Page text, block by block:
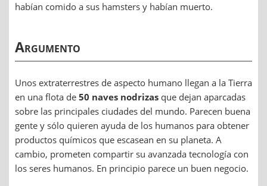
habían comido a sus hamsters y habían muerto.
Argumento
Unos extraterrestres de aspecto humano llegan a la Tierra
en una flota de 50 naves nodrizas que dejan aparcadas
sobre las principales ciudades del mundo. Parecen buena
gente y sólo quieren ayuda de los humanos para obtener
productos químicos que escasean en su planeta. A
cambio, prometen compartir su avanzada tecnología con
los seres humanos. En principio parece un buen negocio.